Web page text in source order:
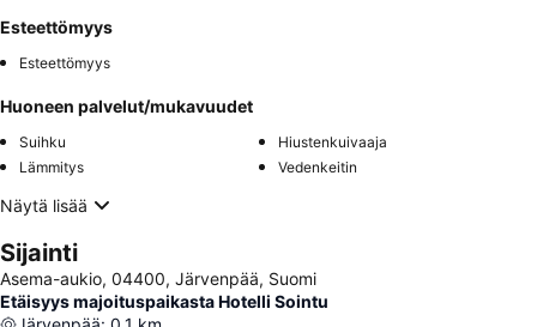
Esteettömyys
Esteettömyys
Huoneen palvelut/mukavuudet
Suihku
Hiustenkuivaaja
Lämmitys
Vedenkeitin
Näytä lisää
Sijainti
Asema-aukio, 04400, Järvenpää, Suomi
Etäisyys majoituspaikasta Hotelli Sointu